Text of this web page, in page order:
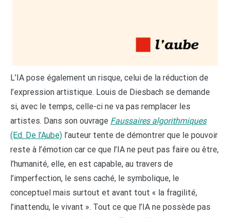
L’IA pose également un risque, celui de la réduction de
l’expression artistique. Louis de Diesbach se demande
si, avec le temps, celle-ci ne va pas remplacer les
artistes. Dans son ouvrage Faussaires algorithmiques
(Ed. De l’Aube) l’auteur tente de démontrer que le pouvoir
reste à l’émotion car ce que l’IA ne peut pas faire ou être,
l’humanité, elle, en est capable, au travers de
l’imperfection, le sens caché, le symbolique, le
conceptuel mais surtout et avant tout « la fragilité,
l’inattendu, le vivant ». Tout ce que l’IA ne possède pas